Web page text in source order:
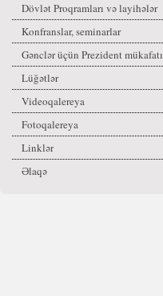
Dövlət Proqramları və layihələr
Konfranslar, seminarlar
Gənclər üçün Prezident mükafatı
Lüğətlər
Videoqalereya
Fotoqalereya
Linklər
Əlaqə